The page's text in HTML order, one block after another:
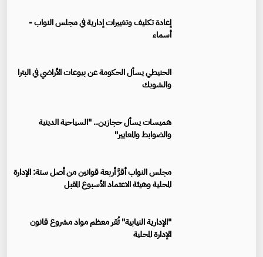
إعادة تكليف وتغييرات إدارية في مجلس النواب -
أسماء
الحنيطي يسأل الحكومة عن بيوعات الأراضي في البترا
والشوبك
هميسات يسأل حجازين.. "السياحية الدينية
والضوابط والمعايير"
مجلس النواب أقرَّ أربعة قوانين من أصل ستة: الإدارة
المحلية وهيئة الاعتماد الأسبوع المقبل
"الإدارية النيابية" تُقر معظم مواد مشروع قانون
الإدارة المحلية